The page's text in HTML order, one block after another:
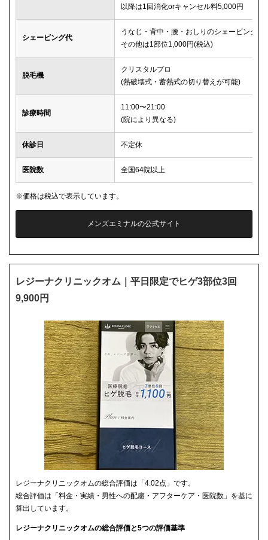
以降は1回消化orキャンセル料5,000円
シェービング代
うなじ・背中・腰・おしりのシェービングは
その他は1部位1,000円(税込)
脱毛機
クリスタルプロ
(熱破壊式・蓄熱式の切り替えが可能)
診療時間
11:00〜21:00
(院により異なる)
休診日 不定休
医院数 全国64院以上
※価格は税込で表示しています。
メンズエミナルの公式サイト
レジーナクリニックオム｜平日限定でヒゲ3部位3回
9,900円
レジーナクリニックオムの総合評価は「4.02点」です。
総合評価は「料金・実績・男性への配慮・アフターケア・医院数」を基に
算出しています。
レジーナクリニックオムの総合評価と5つの評価基準